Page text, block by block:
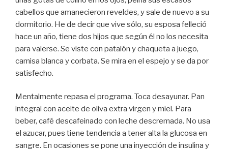
cabellos que amanecieron reveldes, y sale de nuevo a su
dormitorio. He de decir que vive sólo, su esposa felleció
hace un año, tiene dos hijos que según él no los necesita
para valerse. Se viste con patalón y chaqueta a juego,
camisa blanca y corbata. Se mira en el espejo y se da por
satisfecho.
Mentalmente repasa el programa. Toca desayunar. Pan
integral con aceite de oliva extra virgen y miel. Para
beber, café descafeinado con leche descremada. No usa
el azucar, pues tiene tendencia a tener alta la glucosa en
sangre. En ocasiones se pone una inyección de insulina y